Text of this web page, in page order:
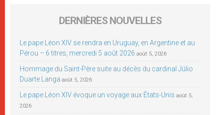
DERNIÈRES NOUVELLES
Le pape Léon XIV se rendra en Uruguay, en Argentine et au
Pérou – 6 titres, mercredi 5 août 2026 août 5, 2026
Hommage du Saint-Père suite au décès du cardinal Júlio
Duarte Langa août 5, 2026
Le pape Léon XIV évoque un voyage aux États-Unis août 5,
2026